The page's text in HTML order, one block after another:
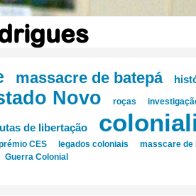
massacre de batepá
Novo roças
lutas de libertação
CES legados coloniais masscare de
Guerra Colonial